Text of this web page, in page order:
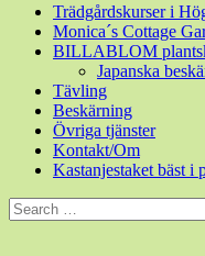
Trädgårdskurser i
Monica´s Cottage
BILLABLOM
Japanska
Tävling
Beskärning
Övriga tjänster
Kontakt/Om
Kastanjestaket bäst i
Sök
efter: